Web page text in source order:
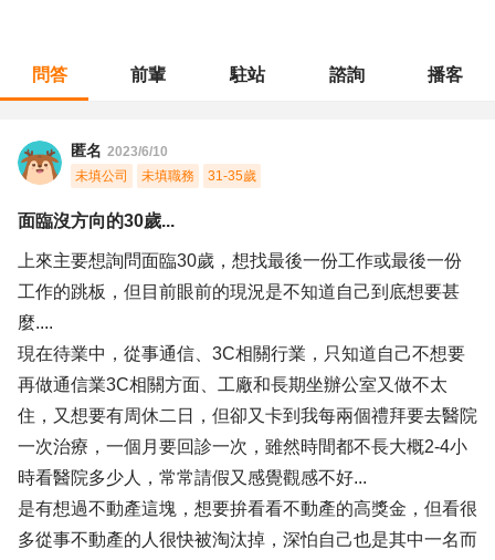
問答 前輩 駐站 諮詢 播客
匿名 2023/6/10
未填公司
未填職務 31-35歲
面臨沒方向的30歲...
上來主要想詢問面臨30歲，想找最後一份工作或最後一份
工作的跳板，但目前眼前的現況是不知道自己到底想要甚
麼....
現在待業中，從事通信、3C相關行業，只知道自己不想要
再做通信業3C相關方面、工廠和長期坐辦公室又做不太
住，又想要有周休二日，但卻又卡到我每兩個禮拜要去醫院
一次治療，一個月要回診一次，雖然時間都不長大概2-4小
時看醫院多少人，常常請假又感覺觀感不好...
是有想過不動產這塊，想要拚看看不動產的高獎金，但看很
多從事不動產的人很快被淘汰掉，深怕自己也是其中一名而